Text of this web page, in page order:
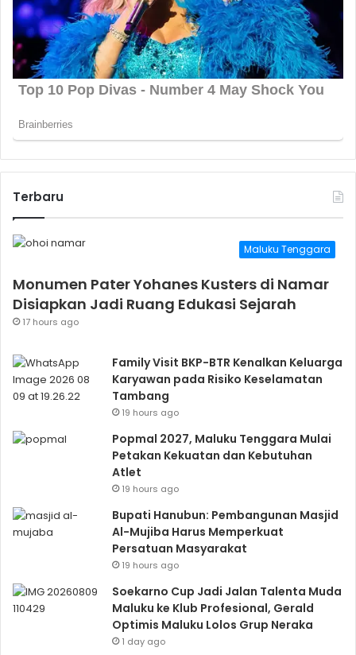
Terbaru
Maluku Tenggara
Monumen Pater Yohanes Kusters di Namar
Disiapkan Jadi Ruang Edukasi Sejarah
17 hours ago
Family Visit BKP-BTR Kenalkan Keluarga
Karyawan pada Risiko Keselamatan
Tambang
19 hours ago
Popmal 2027, Maluku Tenggara Mulai
Petakan Kekuatan dan Kebutuhan
Atlet
19 hours ago
Bupati Hanubun: Pembangunan Masjid
Al-Mujiba Harus Memperkuat
Persatuan Masyarakat
19 hours ago
Soekarno Cup Jadi Jalan Talenta Muda
Maluku ke Klub Profesional, Gerald
Optimis Maluku Lolos Grup Neraka
1 day ago